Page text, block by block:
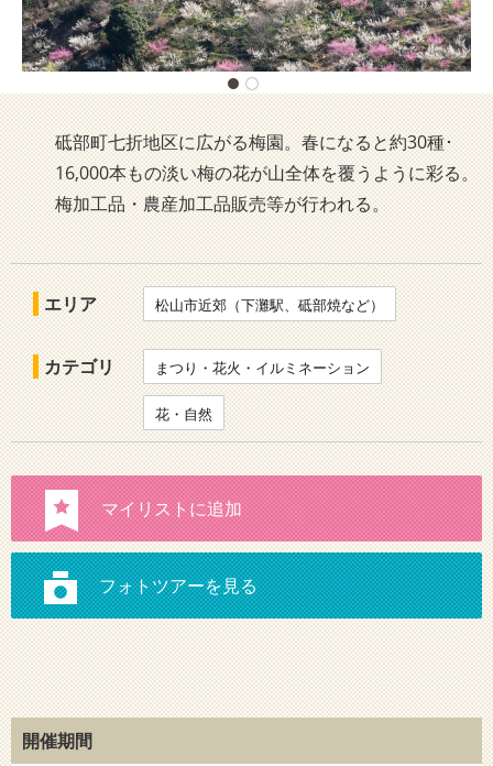
砥部町七折地区に広がる梅園。春になると約30種･
16,000本もの淡い梅の花が山全体を覆うように彩る。
梅加工品・農産加工品販売等が行われる。
エリア 松山市近郊（下灘駅、砥部焼など）
カテゴリ まつり・花火・イルミネーション
花・自然
開催期間